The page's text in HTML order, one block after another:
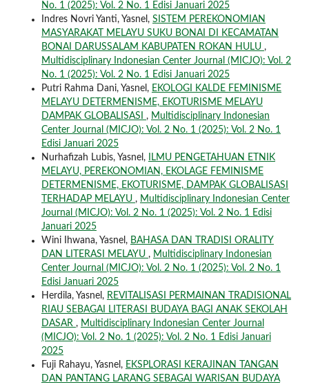
No. 1 (2025): Vol. 2 No. 1 Edisi Januari 2025
Indres Novri Yanti, Yasnel, SISTEM PEREKONOMIAN
MASYARAKAT MELAYU SUKU BONAI DI KECAMATAN
BONAI DARUSSALAM KABUPATEN ROKAN HULU ,
Multidisciplinary Indonesian Center Journal (MICJO): Vol. 2
No. 1 (2025): Vol. 2 No. 1 Edisi Januari 2025
Putri Rahma Dani, Yasnel, EKOLOGI KALDE FEMINISME
MELAYU DETERMENISME, EKOTURISME MELAYU
DAMPAK GLOBALISASI , Multidisciplinary Indonesian
Center Journal (MICJO): Vol. 2 No. 1 (2025): Vol. 2 No. 1
Edisi Januari 2025
Nurhafizah Lubis, Yasnel,
ILMU PENGETAHUAN ETNIK
MELAYU, PEREKONOMIAN, EKOLAGE FEMINISME
DETERMENISME, EKOTURISME, DAMPAK GLOBALISASI
TERHADAP MELAYU , Multidisciplinary Indonesian Center
Journal (MICJO): Vol. 2 No. 1 (2025): Vol. 2 No. 1 Edisi
Januari 2025
Wini Ihwana, Yasnel, BAHASA DAN TRADISI ORALITY
DAN LITERASI MELAYU , Multidisciplinary Indonesian
Center Journal (MICJO): Vol. 2 No. 1 (2025): Vol. 2 No. 1
Edisi Januari 2025
Herdila, Yasnel, REVITALISASI PERMAINAN TRADISIONAL
RIAU SEBAGAI LITERASI BUDAYA BAGI ANAK SEKOLAH
DASAR , Multidisciplinary Indonesian Center Journal
(MICJO): Vol. 2 No. 1 (2025): Vol. 2 No. 1 Edisi Januari
2025
Fuji Rahayu, Yasnel, EKSPLORASI KERAJINAN TANGAN
DAN PANTANG LARANG SEBAGAI WARISAN BUDAYA